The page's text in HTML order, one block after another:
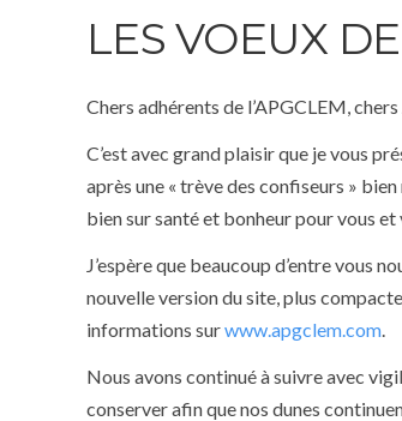
LES VOEUX
Chers adhérents de l’APGCLEM,
C’est avec grand plaisir que je vous
après une « trève des confiseurs »
bien sur santé et bonheur pour vous et
J’espère que beaucoup d’entre vous
nouvelle version du site, plus
informations surwww.apgclem.com.
Nous avons continué à suivre avec
conserver afin que nos dunes